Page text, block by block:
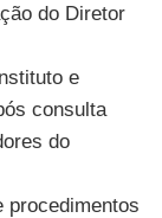
do Diretor
e
consulta
do
procedimentos